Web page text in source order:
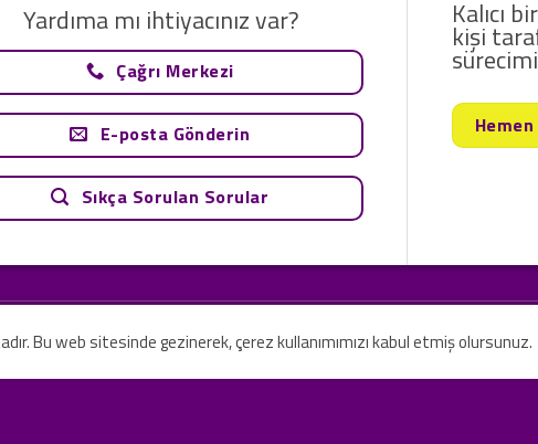
Yardıma mı ihtiyacınız var?
Çağrı Merkezi
E-posta Gönderin
Sıkça Sorulan Sorular
Kalıcı
kişi
Sadece teknoloji ve danışmanlık şirketi olarak hizmet
Bu web sitesinde gezinerek, çerez kullanımımızı kabul etmiş olursunuz.